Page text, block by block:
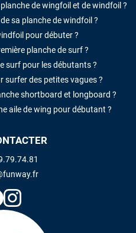
de wingfoil et de windfoil ?
sa planche de windfoil ?
pour débuter ?
planche de surf ?
surf pour les débutants ?
surfer des petites vagues ?
shortboard et longboard ?
aile de wing pour débutant ?